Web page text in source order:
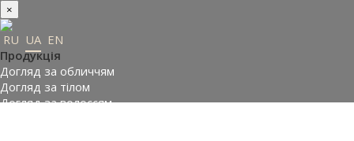
×
RU UA EN
Продукція
Догляд за обличчям
Догляд за тілом
Догляд за волоссям